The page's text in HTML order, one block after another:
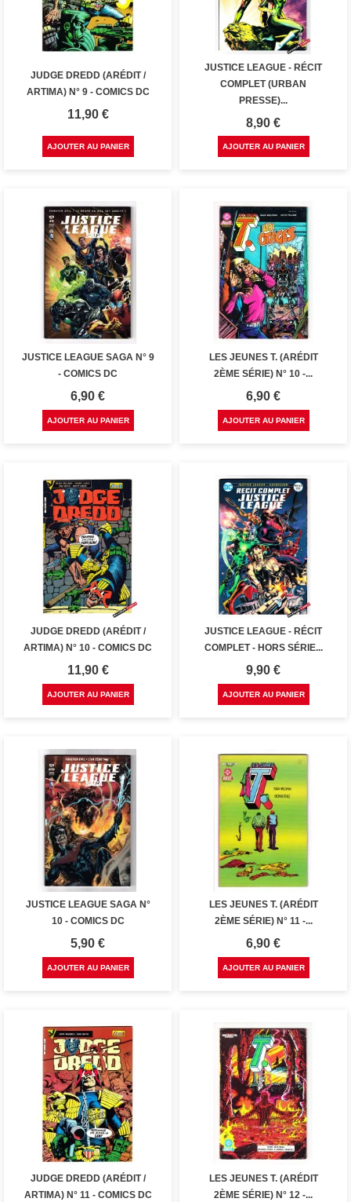
JUDGE DREDD (ARÉDIT /
ARTIMA) N° 9 - COMICS DC
Prix
11,90 €
AJOUTER AU PANIER
JUSTICE LEAGUE - RÉCIT
COMPLET (URBAN
PRESSE)...
Prix
8,90 €
AJOUTER AU PANIER
JUSTICE LEAGUE SAGA N° 9
- COMICS DC
Prix
6,90 €
AJOUTER AU PANIER
LES JEUNES T. (ARÉDIT
2ÈME SÉRIE) N° 10 -...
Prix
6,90 €
AJOUTER AU PANIER
JUDGE DREDD (ARÉDIT /
ARTIMA) N° 10 - COMICS DC
Prix
11,90 €
AJOUTER AU PANIER
JUSTICE LEAGUE - RÉCIT
COMPLET - HORS SÉRIE...
Prix
9,90 €
AJOUTER AU PANIER
JUSTICE LEAGUE SAGA N°
10 - COMICS DC
Prix
5,90 €
AJOUTER AU PANIER
LES JEUNES T. (ARÉDIT
2ÈME SÉRIE) N° 11 -...
Prix
6,90 €
AJOUTER AU PANIER
JUDGE DREDD (ARÉDIT /
ARTIMA) N° 11 - COMICS DC
LES JEUNES T. (ARÉDIT
2ÈME SÉRIE) N° 12 -...